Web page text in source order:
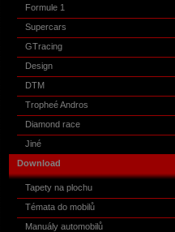
Formule 1
Supercars
GTracing
Design
DTM
Tropheé Andros
Diamond race
Jiné
Download
Tapety na plochu
Témata do mobilů
Manuály automobilů